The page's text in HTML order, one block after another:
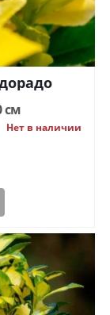
см
Нет в наличии